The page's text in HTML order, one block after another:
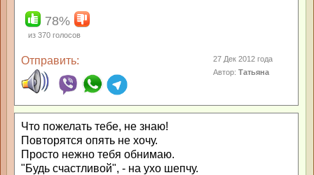
78%
из 370 голосов
Отправить:
27 Дек 2012 года
Автор:Татьяна
Что пожелать тебе, не знаю!
Повторятся опять не хочу.
Просто нежно тебя обнимаю.
"Будь счастливой", - на ухо шепчу.